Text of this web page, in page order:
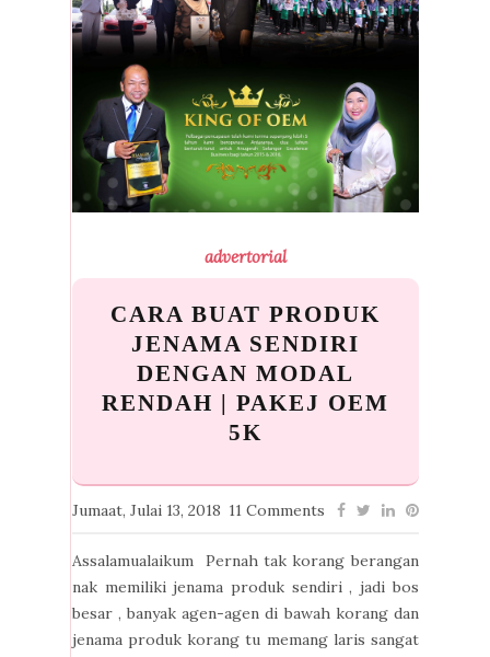
advertorial
CARA BUAT PRODUK
JENAMA SENDIRI
DENGAN MODAL
RENDAH | PAKEJ OEM
5K
Jumaat, Julai 13, 2018 11 Comments
Assalamualaikum Pernah tak korang berangan
nak memiliki jenama produk sendiri , jadi bos
besar , banyak agen-agen di bawah korang dan
jenama produk korang tu memang laris sangat